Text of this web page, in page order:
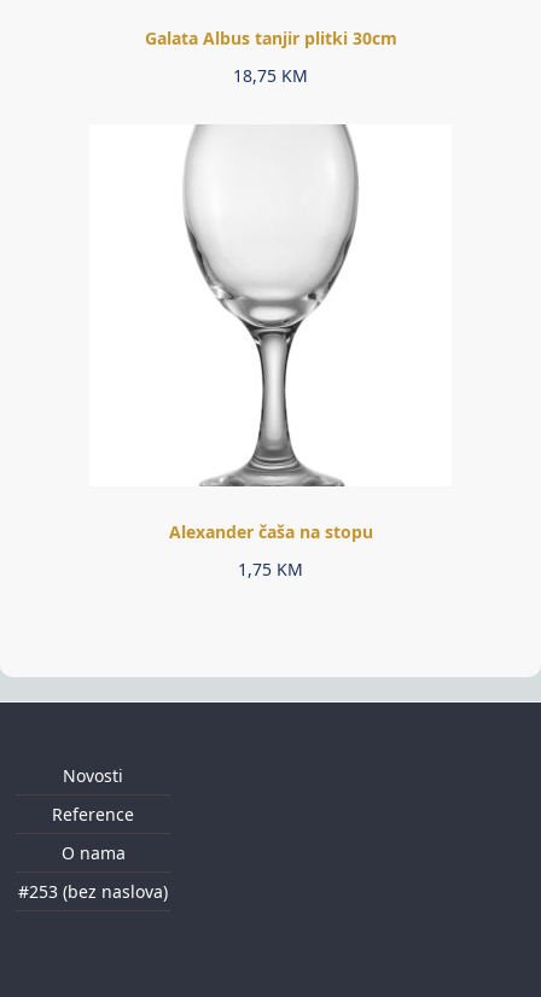
Galata Albus tanjir plitki 30cm
18,75 KM
Alexander čaša na stopu
1,75 KM
Novosti
Reference
O nama
#253 (bez naslova)